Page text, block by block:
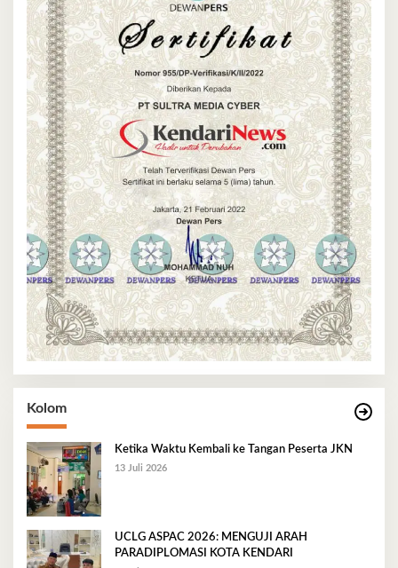
Kolom
Ketika Waktu Kembali ke Tangan Peserta JKN
13 Juli 2026
UCLG ASPAC 2026: MENGUJI ARAH
PARADIPLOMASI KOTA KENDARI